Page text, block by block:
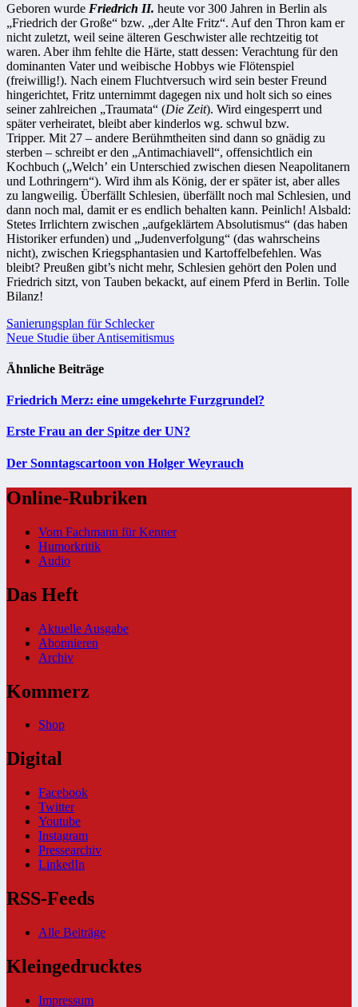
Geboren wurde Friedrich II. heute vor 300 Jahren in Berlin als
„Friedrich der Große“ bzw. „der Alte Fritz“. Auf den Thron kam er
nicht zuletzt, weil seine älteren Geschwister alle rechtzeitig tot
waren. Aber ihm fehlte die Härte, statt dessen: Verachtung für den
dominanten Vater und weibische Hobbys wie Flötenspiel
(freiwillig!). Nach einem Fluchtversuch wird sein bester Freund
hingerichtet, Fritz unternimmt dagegen nix und holt sich so eines
seiner zahlreichen „Traumata“ (Die Zeit). Wird eingesperrt und
später verheiratet, bleibt aber kinderlos wg. schwul bzw.
Tripper. Mit 27 – andere Berühmtheiten sind dann so gnädig zu
sterben – schreibt er den „Antimachiavell“, offensichtlich ein
Kochbuch („Welchʼ ein Unterschied zwischen diesen Neapolitanern
und Lothringern“). Wird ihm als König, der er später ist, aber alles
zu langweilig. Überfällt Schlesien, überfällt noch mal Schlesien, und
dann noch mal, damit er es endlich behalten kann. Peinlich! Alsbald:
Stetes Irrlichtern zwischen „aufgeklärtem Absolutismus“ (das haben
Historiker erfunden) und „Judenverfolgung“ (das wahrscheins
nicht), zwischen Kriegsphantasien und Kartoffelbefehlen. Was
bleibt? Preußen gibt’s nicht mehr, Schlesien gehört den Polen und
Friedrich sitzt, von Tauben bekackt, auf einem Pferd in Berlin. Tolle
Bilanz!
Beitragsnavigation
Sanierungsplan für Schlecker
Neue Studie über Antisemitismus
Ähnliche Beiträge
Friedrich Merz: eine umgekehrte Furzgrundel?
Erste Frau an der Spitze der UN?
Der Sonntagscartoon von Holger Weyrauch
Online-Rubriken
Vom Fachmann für Kenner
Humorkritik
Audio
Das Heft
Aktuelle Ausgabe
Abonnieren
Archiv
Kommerz
Shop
Digital
Facebook
Twitter
Youtube
Instagram
Pressearchiv
LinkedIn
RSS-Feeds
Alle Beiträge
Kleingedrucktes
Impressum